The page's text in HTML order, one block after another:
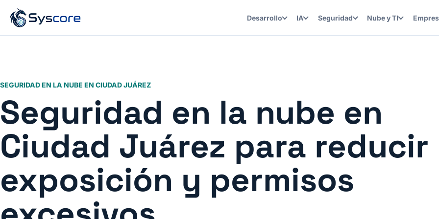
Desarrollo IA Seguridad Nube y TI
SEGURIDAD EN LA NUBE EN CIUDAD JUÁREZ
Seguridad en la nube en
Ciudad Juárez para reducir
exposición y permisos